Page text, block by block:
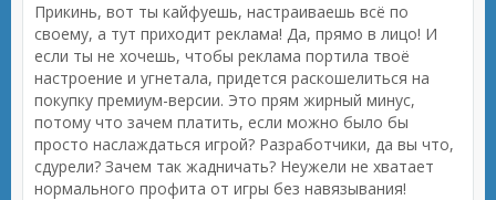
Прикинь, вот ты кайфуешь, настраиваешь всё по
своему, а тут приходит реклама! Да, прямо в лицо! И
если ты не хочешь, чтобы реклама портила твоё
настроение и угнетала, придется раскошелиться на
покупку премиум-версии. Это прям жирный минус,
потому что зачем платить, если можно было бы
просто наслаждаться игрой? Разработчики, да вы что,
сдурели? Зачем так жадничать? Неужели не хватает
нормального профита от игры без навязывания!